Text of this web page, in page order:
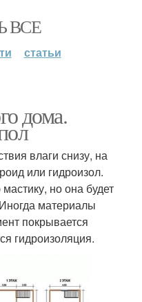
ВСЕ
статьи
дома.
влаги снизу, на
или гидроизол.
но она будет
материалы
покрывается
гидроизоляция.